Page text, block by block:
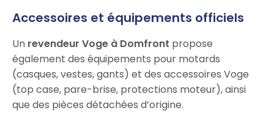
Accessoires et équipements officiels
Un revendeur Voge à Domfront propose
également des équipements pour motards
(casques, vestes, gants) et des accessoires Voge
(top case, pare-brise, protections moteur), ainsi
que des pièces détachées d’origine.